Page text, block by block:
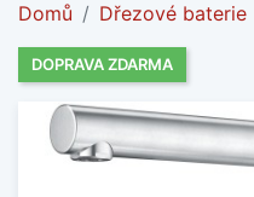
Domů Dřezové baterie
DOPRAVA ZDARMA